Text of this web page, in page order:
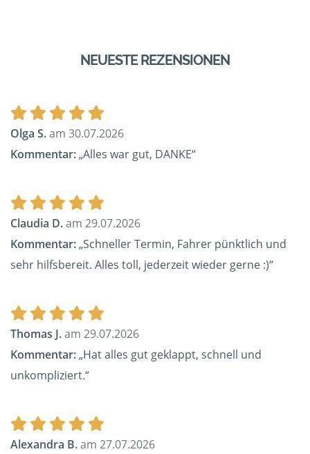
NEUESTE REZENSIONEN
Olga S.am 30.07.2026
Kommentar:„Alles war gut, DANKE“
Claudia D.am 29.07.2026
Kommentar:„Schneller Termin, Fahrer pünktlich und
sehr hilfsbereit. Alles toll, jederzeit wieder gerne :)“
Thomas J.am 29.07.2026
Kommentar:„Hat alles gut geklappt, schnell und
unkompliziert.“
Alexandra B.am 27.07.2026